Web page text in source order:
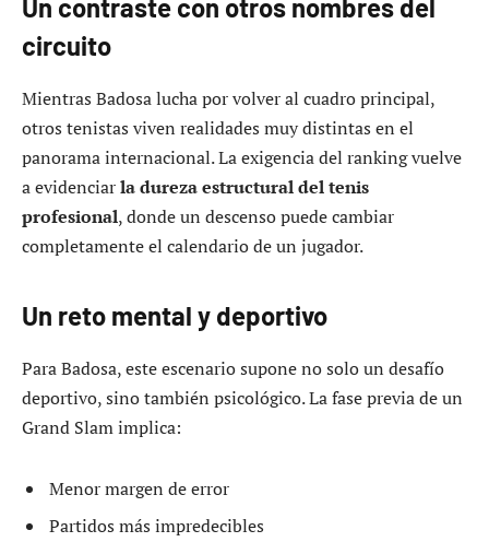
Un contraste con otros nombres del
circuito
Mientras Badosa lucha por volver al cuadro principal,
otros tenistas viven realidades muy distintas en el
panorama internacional. La exigencia del ranking vuelve
a evidenciarla dureza estructural del tenis
profesional, donde un descenso puede cambiar
completamente el calendario de un jugador.
Un reto mental y deportivo
Para Badosa, este escenario supone no solo un desafío
deportivo, sino también psicológico. La fase previa de un
Grand Slam implica:
Menor margen de error
Partidos más impredecibles